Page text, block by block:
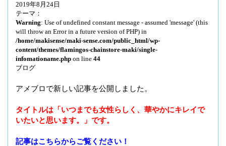
a
2019年8月24日
テーマ：
Warning: Use of undefined constant message - assumed 'message' (this
will throw an Error in a future version of PHP) in
/home/makisense/maki-sense.com/public_html/wp-
content/themes/flamingos-chainstore-maki/single-
infomationame.php on line 44
ブログ
アメブロで新しい記事を公開しました。
タイトルは「いつまでも女性らしく、華やかにキレイで
いたいと思います。」です。
記事はこちらからご覧ください！